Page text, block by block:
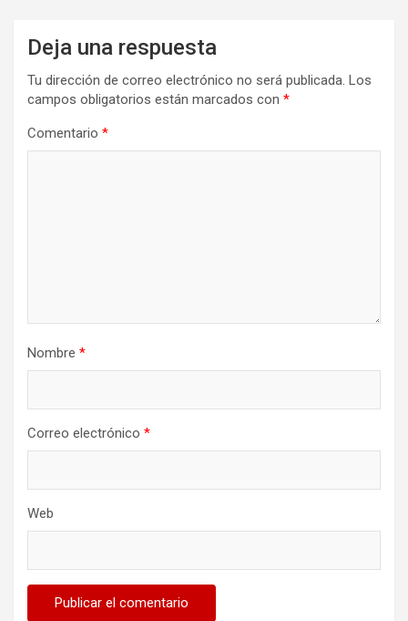
Deja una respuesta
Tu dirección de correo electrónico no será publicada. Los
campos obligatorios están marcados con *
Comentario *
Nombre *
Correo electrónico *
Web